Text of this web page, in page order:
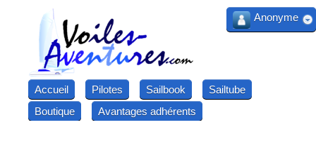
Accueil Pilotes Sailbook
Sailtube
Boutique
Avantages adhérents
Anonyme